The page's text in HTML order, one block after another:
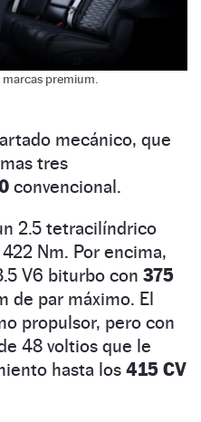
premium.
mecánico, que
tres
convencional.
2.5 tetracilíndrico
422 Nm. Por encima,
V6 biturbo con 375
de par máximo. El
propulsor, pero con
48 voltios que le
hasta los 415 CV